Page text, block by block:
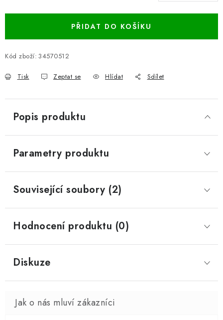
PŘIDAT DO KOŠÍKU
Kód zboží: 34570512
Tisk Zeptat se Hlídat Sdílet
Popis produktu
Parametry produktu
Související soubory (2)
Hodnocení produktu (0)
Diskuze